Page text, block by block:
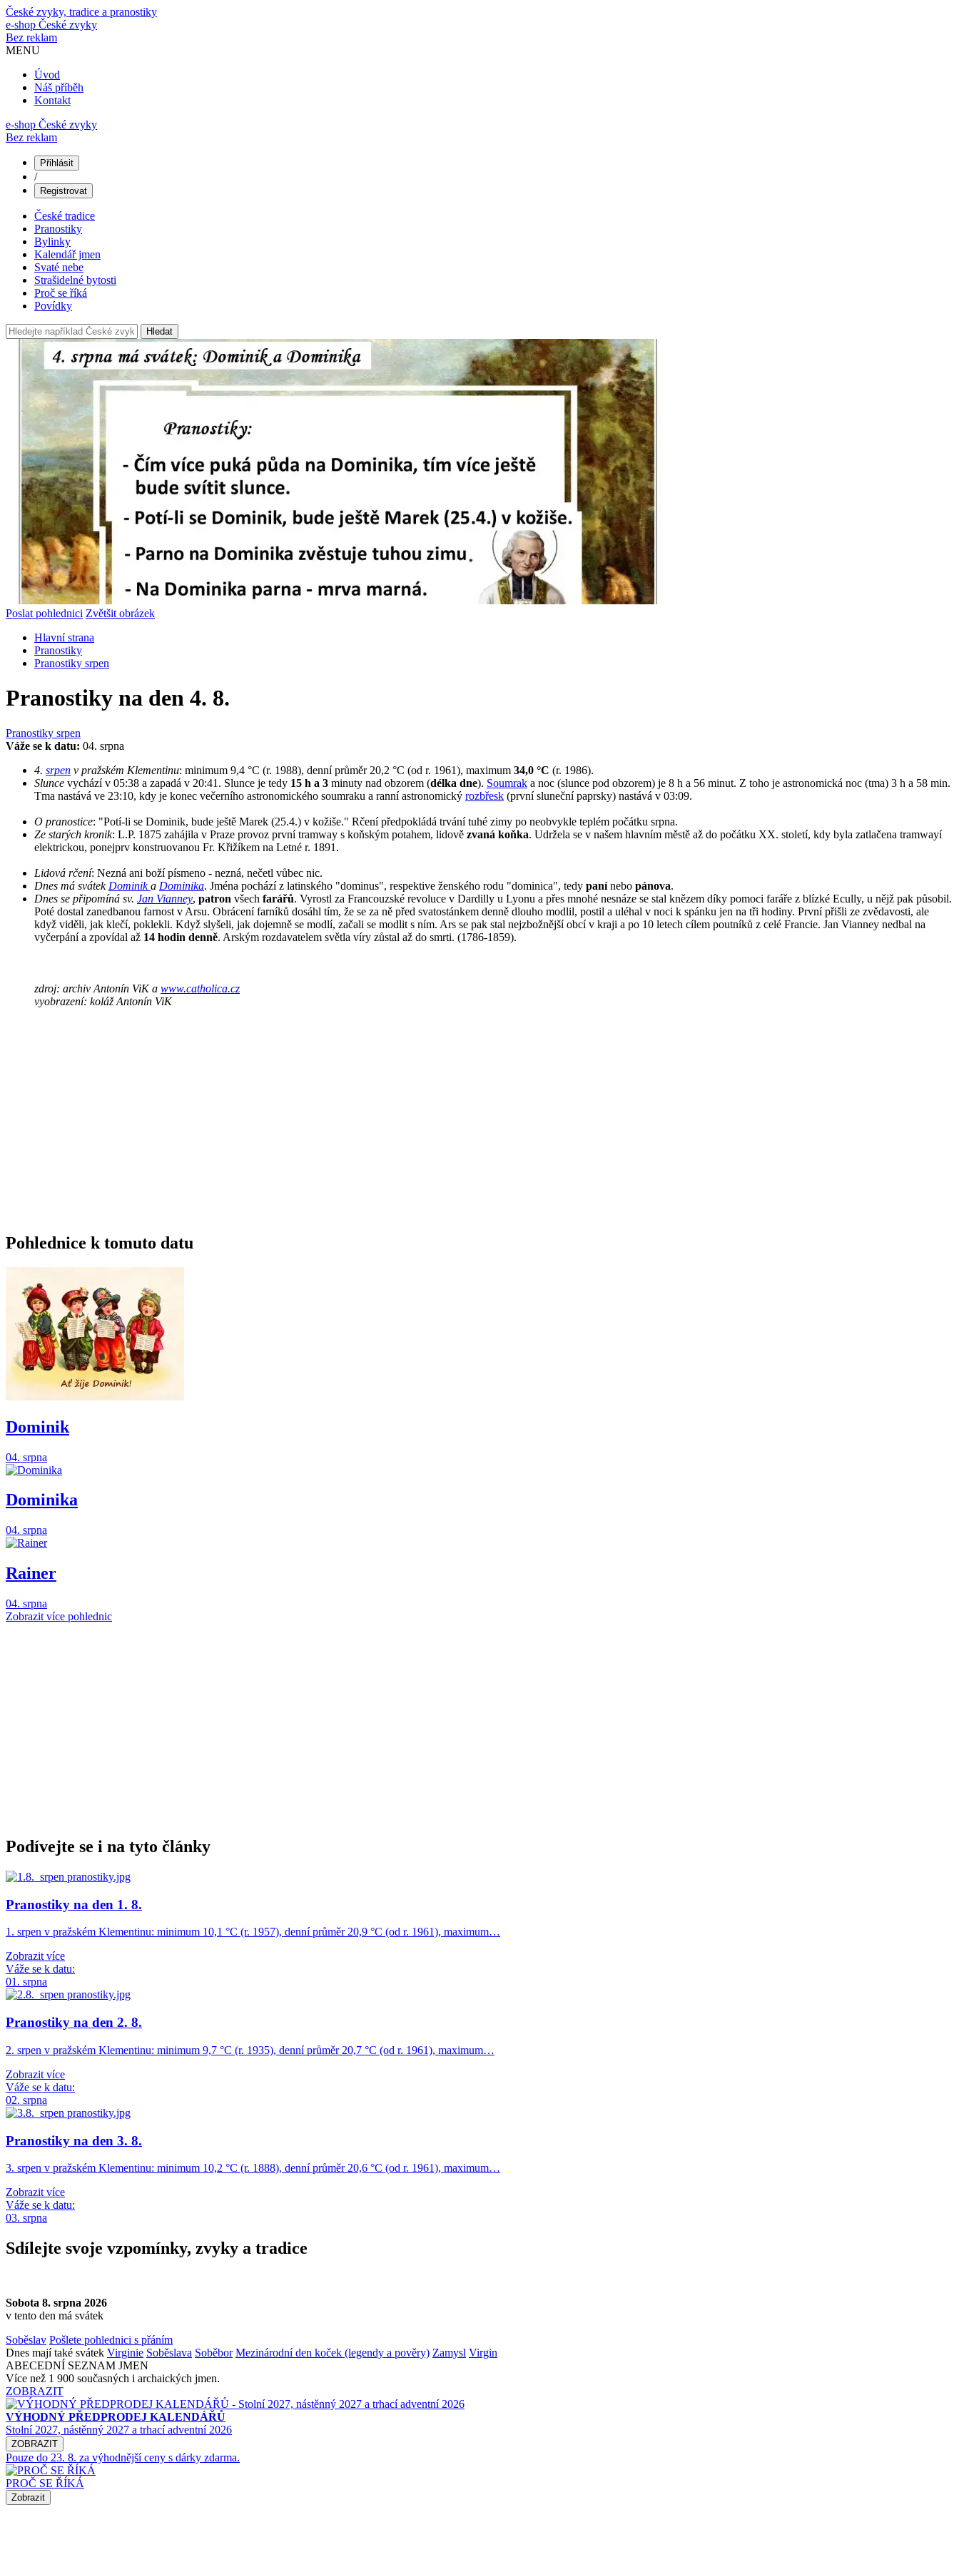
České zvyky, tradice a pranostiky
e-shop České zvyky
Bez reklam
MENU
Úvod
Náš příběh
Kontakt
e-shop České zvyky
Bez reklam
Přihlásit
/
Registrovat
České tradice
Pranostiky
Bylinky
Kalendář jmen
Svaté nebe
Strašidelné bytosti
Proč se říká
Povídky
Hledat
Poslat pohlednici Zvětšit obrázek
Hlavní strana
Pranostiky
Pranostiky srpen
Pranostiky na den 4. 8.
Pranostiky srpen
Váže se k datu: 04. srpna
4. srpen v pražském Klementinu: minimum 9,4 °C (r. 1988), denní průměr 20,2 °C (od r. 1961), maximum 34,0 °C (r. 1986).
Slunce vychází v 05:38 a zapadá v 20:41. Slunce je tedy 15 h a 3 minuty nad obzorem (délka dne). Soumrak a noc (slunce pod obzorem) je 8 h a 56 minut. Z toho je astronomická noc (tma) 3 h a 58 min.
Tma nastává ve 23:10, kdy je konec večerního astronomického soumraku a ranní astronomický rozbřesk (první sluneční paprsky) nastává v 03:09.
O pranostice: "Potí-li se Dominik, bude ještě Marek (25.4.) v kožiše." Rčení předpokládá trvání tuhé zimy po neobvykle teplém počátku srpna.
Ze starých kronik: L.P. 1875 zahájila v Praze provoz první tramway s koňským potahem, lidově zvaná koňka. Udržela se v našem hlavním městě až do počátku XX. století, kdy byla zatlačena tramwayí
elektrickou, ponejprv konstruovanou Fr. Křižíkem na Letné r. 1891.
Lidová rčení: Nezná ani boží písmeno - nezná, nečetl vůbec nic.
Dnes má svátek Dominika Dominika. Jména pochází z latinského "dominus", respektive ženského rodu "dominica", tedy panínebo pánova.
Dnes se připomíná sv. Jan Vianney, patron všech farářů. Vyrostl za Francouzské revoluce v Dardilly u Lyonu a přes mnohé nesnáze se stal knězem díky pomoci faráře z blízké Ecully, u nějž pak působil.
Poté dostal zanedbanou farnost v Arsu. Obrácení farníků dosáhl tím, že se za ně před svatostánkem denně dlouho modlil, postil a uléhal v noci k spánku jen na tři hodiny. První přišli ze zvědavosti, ale
když viděli, jak klečí, poklekli. Když slyšeli, jak dojemně se modlí, začali se modlit s ním. Ars se pak stal nejzbožnější obcí v kraji a po 10 letech cílem poutníků z celé Francie. Jan Vianney nedbal na
vyčerpání a zpovídal až 14 hodin denně. Arským rozdavatelem světla víry zůstal až do smrti. (1786-1859).
zdroj: archiv Antonín ViK a www.catholica.cz
vyobrazení: koláž Antonín ViK
Pohlednice k tomuto datu
Dominik
04. srpna
Dominika
04. srpna
Rainer
04. srpna
Zobrazit více pohlednic
Podívejte se i na tyto články
Pranostiky na den 1. 8.
1. srpen v pražském Klementinu: minimum 10,1 °C (r. 1957), denní průměr 20,9 °C (od r. 1961), maximum…
Zobrazit více
Váže se k datu:
01. srpna
Pranostiky na den 2. 8.
2. srpen v pražském Klementinu: minimum 9,7 °C (r. 1935), denní průměr 20,7 °C (od r. 1961), maximum…
Zobrazit více
Váže se k datu:
02. srpna
Pranostiky na den 3. 8.
3. srpen v pražském Klementinu: minimum 10,2 °C (r. 1888), denní průměr 20,6 °C (od r. 1961), maximum…
Zobrazit více
Váže se k datu:
03. srpna
Sdílejte svoje vzpomínky, zvyky a tradice
Sobota 8. srpna 2026
v tento den má svátek
Soběslav Pošlete pohlednici s přáním
Dnes mají také svátek Virginie Soběslava Soběbor Mezinárodní den koček (legendy a pověry) Zamysl Virgin
ABECEDNÍ SEZNAM JMEN
Více než 1 900 současných i archaických jmen.
ZOBRAZIT
VÝHODNÝ PŘEDPRODEJ KALENDÁŘŮ
Stolní 2027, nástěnný 2027 a trhací adventní 2026
ZOBRAZIT
Pouze do 23. 8. za výhodnější ceny s dárky zdarma.
PROČ SE ŘÍKÁ
Zobrazit